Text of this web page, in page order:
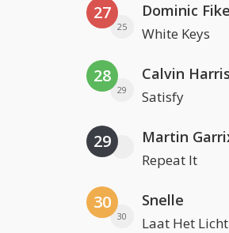
27
25
Dominic Fike
White Keys
28
29
Calvin
Satisfy
29 Martin
Repeat It
30
30
Snelle
Laat Het